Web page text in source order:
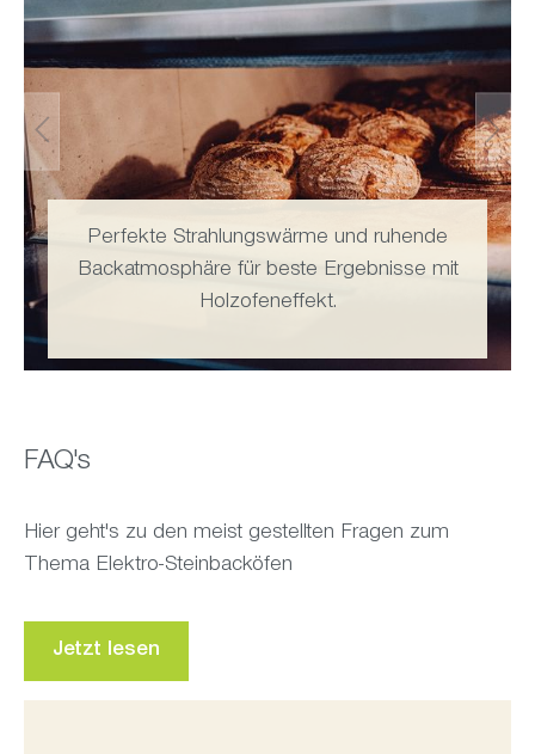
Perfekte Strahlungswärme und ruhende
Backatmosphäre für beste Ergebnisse mit
Holzofeneffekt.
FAQ's
Hier geht's zu den meist gestellten Fragen zum
Thema Elektro-Steinbacköfen
Jetzt lesen